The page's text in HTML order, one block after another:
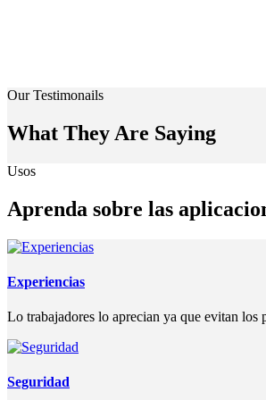
Our Testimonails
What They Are Saying
Usos
Aprenda sobre las
Experiencias
Lo trabajadores lo aprecian ya que evitan los
Seguridad